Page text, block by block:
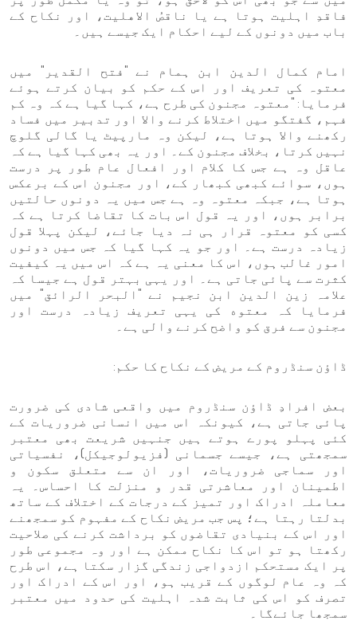
فاقدِ اہلیت ہوتا ہے یا ناقصُ الاهلیت، اور نکاح کے
باب میں دونوں کے لیے احکام ایک جیسے ہیں۔
امام کمال الدین ابن ہمام نے "فتح القدیر" میں
معتوہ کی تعریف اور اس کے حکم کو بیان کرتے ہوئے
فرمایا: "معتوہ مجنون کی طرح ہے، کہا گیا ہے کہ وہ کم
فہم، گفتگو میں اختلاط کرنے والا اور تدبیر میں فساد
رکھنے والا ہوتا ہے، لیکن وہ مارپیٹ یا گالی گلوچ
نہیں کرتا، بخلاف مجنون کے۔ اور یہ بھی کہا گیا ہے کہ
عاقل وہ ہے جس کا کلام اور افعال عام طور پر درست
ہوں، سوائے کبھی کبھار کے، اور مجنون اس کے برعکس
ہوتا ہے، جبکہ معتوہ وہ ہے جس میں یہ دونوں حالتیں
برابر ہوں، اور یہ قول اس بات کا تقاضا کرتا ہے کہ
کسی کو معتوہ قرار ہی نہ دیا جائے، لیکن پہلا قول
زیادہ درست ہے۔ اور جو یہ کہا گیا کہ جس میں دونوں
امور غالب ہوں، اس کا معنی یہ ہے کہ اس میں یہ کیفیت
کثرت سے پائی جاتی ہے۔ اور یہی بہتر قول ہے جیسا کہ
علامہ زین الدین ابن نجیم نے "البحر الرائق" میں
فرمایا کہ معتوه کی یہی تعریف زیادہ درست اور
مجنون سے فرق کو واضح کرنے والی ہے۔
ڈاؤن سنڈروم کے مریض کے نکاح کا حکم:
بعض افرادِ ڈاؤن سنڈروم میں واقعی شادی کی ضرورت
پائی جاتی ہے، کیونکہ اس میں انسانی ضروریات کے
کئی پہلو پورے ہوتے ہیں جنہیں شریعت بھی معتبر
سمجھتی ہے، جیسے جسمانی (فزیولوجیکل)، نفسیاتی
اور سماجی ضروریات، اور ان سے متعلق سکون و
اطمینان اور معاشرتی قدر و منزلت کا احساس۔ یہ
معاملہ ادراک اور تمیز کے درجات کے اختلاف کے ساتھ
بدلتا رہتا ہے؛ پس جب مریض نکاح کے مفہوم کو سمجھنے
اور اس کے بنیادی تقاضوں کو برداشت کرنے کی صلاحیت
رکھتا ہو تو اس کا نکاح ممکن ہے اور وہ مجموعی طور
پر ایک مستحکم ازدواجی زندگی گزار سکتا ہے، اس طرح
کہ وہ عام لوگوں کے قریب ہو، اور اس کے ادراک اور
تصرف کو اس کی ثابت شدہ اہلیت کی حدود میں معتبر
سمجھا جائےگا۔